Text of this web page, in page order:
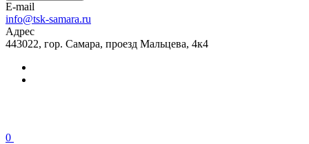
E-mail
info@tsk-samara.ru
Адрес
443022, гор. Самара, проезд Мальцева, 4к4
0